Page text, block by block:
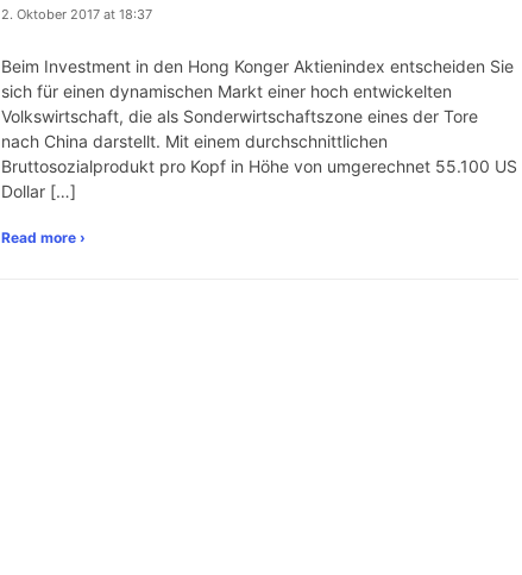
2. Oktober 2017 at 18:37
Beim Investment in den Hong Konger Aktienindex entscheiden Sie
sich für einen dynamischen Markt einer hoch entwickelten
Volkswirtschaft, die als Sonderwirtschaftszone eines der Tore
nach China darstellt. Mit einem durchschnittlichen
Bruttosozialprodukt pro Kopf in Höhe von umgerechnet 55.100 US
Dollar […]
Read more ›